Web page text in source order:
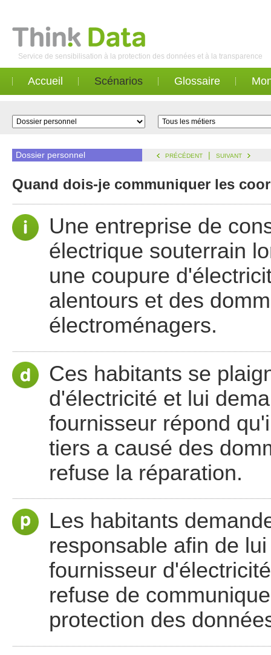
Service de sensibilisation à la protection des données et à la transparence
Accueil Scénarios Glossaire
Dossier personnel PRÉCÉDENT | SUIVANT
Quand dois-je communiquer les
Une entreprise de
électrique souterrain
une coupure
alentours et des
électroménagers.
Ces habitants se
d'électricité et lui
fournisseur répond
tiers a causé des
refuse la réparation.
Les habitants
responsable afin de
fournisseur
refuse de
protection des